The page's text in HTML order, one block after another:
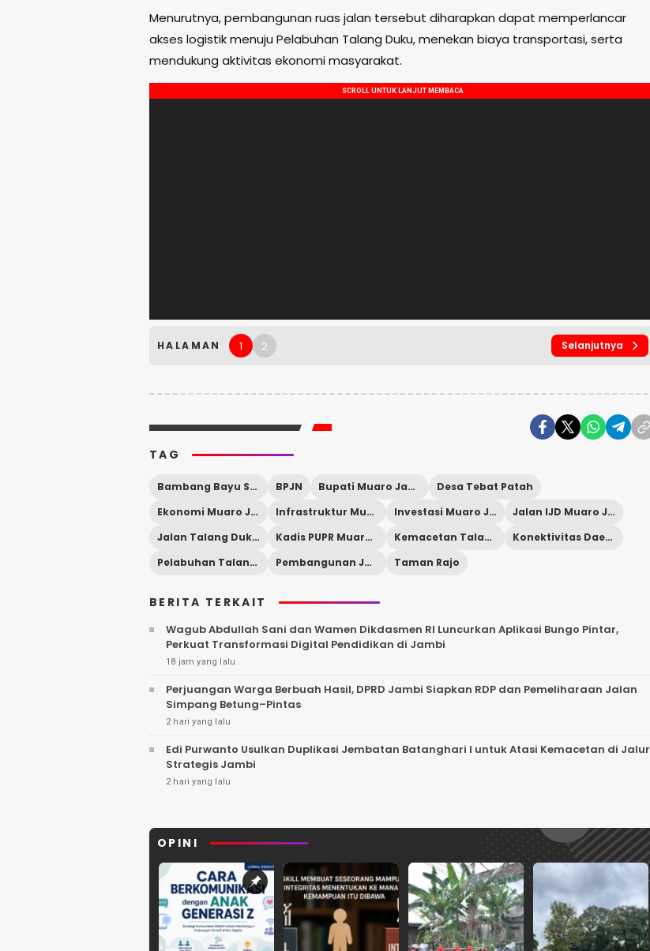
Menurutnya, pembangunan ruas jalan tersebut diharapkan dapat memperlancar
akses logistik menuju Pelabuhan Talang Duku, menekan biaya transportasi, serta
mendukung aktivitas ekonomi masyarakat.
HALAMAN 1 2 Selanjutnya
TAG
Bambang Bayu Suseno BPJN Bupati Muaro Jambi
Desa Tebat Patah
Ekonomi Muaro Jambi
Infrastruktur Muaro Jambi Investasi Muaro Jambi
Jalan IJD Muaro Jambi
Jalan Talang Duku Kemingking
Kadis PUPR Muaro Jambi Kemacetan Talang Duku
Konektivitas Daerah
Pelabuhan Talang Duku
Pembangunan Jalan Beton Taman Rajo
BERITA TERKAIT
Wagub Abdullah Sani dan Wamen Dikdasmen RI Luncurkan Aplikasi Bungo Pintar,
Perkuat Transformasi Digital Pendidikan di Jambi
18 jam yang lalu
Perjuangan Warga Berbuah Hasil, DPRD Jambi Siapkan RDP dan Pemeliharaan Jalan
Simpang Betung–Pintas
2 hari yang lalu
Edi Purwanto Usulkan Duplikasi Jembatan Batanghari I untuk Atasi Kemacetan di Jalur
Strategis Jambi
2 hari yang lalu
OPINI